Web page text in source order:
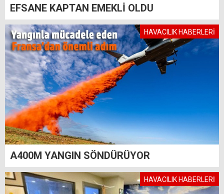
EFSANE KAPTAN EMEKLİ OLDU
HAVACILIK HABERLERİ
A400M YANGIN SÖNDÜRÜYOR
HAVACILIK HABERLERİ